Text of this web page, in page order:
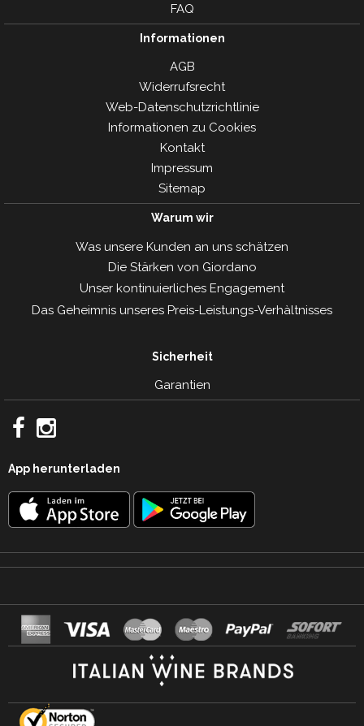
FAQ
Informationen
AGB
Widerrufsrecht
Web-Datenschutzrichtlinie
Informationen zu Cookies
Kontakt
Impressum
Sitemap
Warum wir
Was unsere Kunden an uns schätzen
Die Stärken von Giordano
Unser kontinuierliches Engagement
Das Geheimnis unseres Preis-Leistungs-Verhàltnisses
Sicherheit
Garantien
App herunterladen